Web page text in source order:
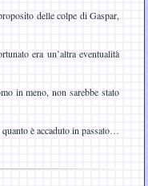
delle colpe di Gaspar,
era un’altra eventualità
in meno, non sarebbe stato
è accaduto in passato…